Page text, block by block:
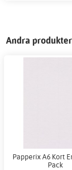
Andra
Papperix A6 Kort
Pack